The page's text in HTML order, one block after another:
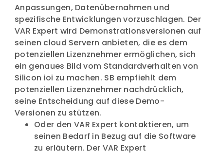
Anpassungen, Datenübernahmen und
spezifische Entwicklungen vorzuschlagen. Der
VAR Expert wird Demonstrationsversionen auf
seinen cloud Servern anbieten, die es dem
potenziellen Lizenznehmer ermöglichen, sich
ein genaues Bild vom Standardverhalten von
Silicon ioi zu machen. SB empfiehlt dem
potenziellen Lizenznehmer nachdrücklich,
seine Entscheidung auf diese Demo-
Versionen zu stützen.
Oder den VAR Expert kontaktieren, um
seinen Bedarf in Bezug auf die Software
zu erläutern. Der VAR Expert